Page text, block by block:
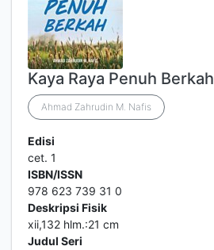
Kaya Raya Penuh Berkah
Ahmad Zahrudin M. Nafis
Edisi
cet. 1
ISBN/ISSN
978 623 739 31 0
Deskripsi Fisik
xii,132 hlm.:21 cm
Judul Seri